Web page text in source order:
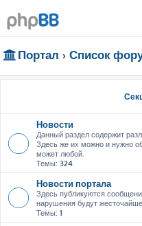
Портал Список
Новости
Данный раздел содержит
Здесь же их можно и нужно
может любой.
Темы: 324
Новости портала
Здесь публикуются
нарушения будут
Темы: 1